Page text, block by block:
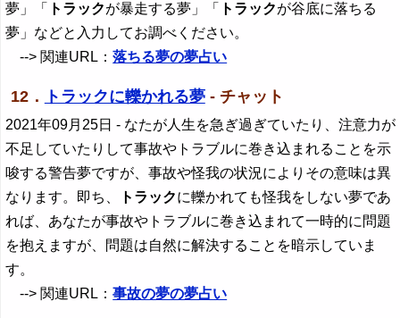
夢」「
トラックが暴走する夢」「 トラックが谷底に落ちる
夢」などと入力してお調べください。
--> 関連URL：落ちる夢の夢占い
12． トラックに轢かれる夢- チャット
2021年09月25日 - なたが人生を急ぎ過ぎていたり、注意力が
不足していたりして事故やトラブルに巻き込まれることを示
唆する警告夢ですが、事故や怪我の状況によりその意味は異
なります。即ち、
トラックに轢かれても怪我をしない夢であ
れば、あなたが事故やトラブルに巻き込まれて一時的に問題
を抱えますが、問題は自然に解決することを暗示していま
す。
--> 関連URL：事故の夢の夢占い